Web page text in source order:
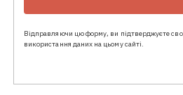
Відправляючи цю форму, ви підтверджуєте
використання даних на цьому сайті.